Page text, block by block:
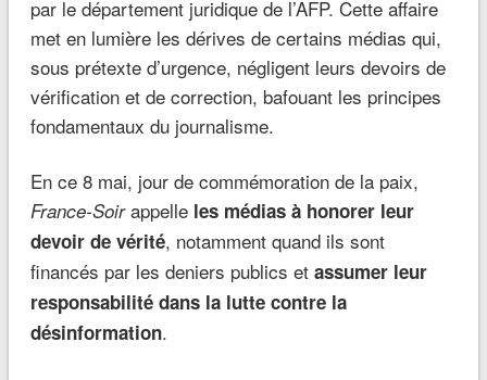
par le département juridique de l’AFP. Cette affaire
met en lumière les dérives de certains médias qui,
sous prétexte d’urgence, négligent leurs devoirs de
vérification et de correction, bafouant les principes
fondamentaux du journalisme.
En ce 8 mai, jour de commémoration de la paix,
France-Soirappelle les médias à honorer leur
devoir de vérité, notamment quand ils sont
financés par les deniers publics et assumer leur
responsabilité dans la lutte contre la
désinformation.